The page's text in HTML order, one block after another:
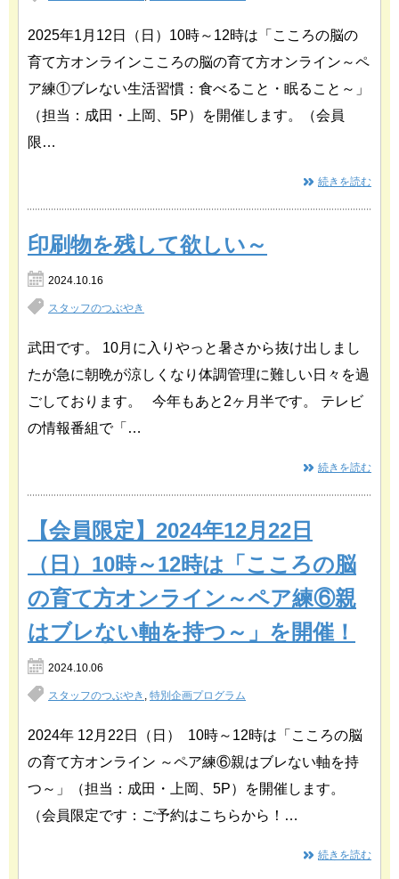
2025年1月12日（日）10時～12時は「こころの脳の
育て方オンラインこころの脳の育て方オンライン～ペ
ア練①ブレない生活習慣：食べること・眠ること～」
（担当：成田・上岡、5P）を開催します。（会員
限…
続きを読む
印刷物を残して欲しい～
2024.10.16
スタッフのつぶやき
武田です。 10月に入りやっと暑さから抜け出しまし
たが急に朝晩が涼しくなり体調管理に難しい日々を過
ごしております。 今年もあと2ヶ月半です。 テレビ
の情報番組で「…
続きを読む
【会員限定】2024年12月22日
（日）10時～12時は「こころの脳
の育て方オンライン～ペア練⑥親
はブレない軸を持つ～」を開催！
2024.10.06
スタッフのつぶやき , 特別企画プログラム
2024年 12月22日（日） 10時～12時は「こころの脳
の育て方オンライン ～ペア練⑥親はブレない軸を持
つ～」（担当：成田・上岡、5P）を開催します。
（会員限定です：ご予約はこちらから！…
続きを読む